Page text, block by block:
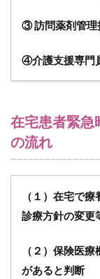
の
算
要
宅
患
者
緊
急
時
等
カ
ァ
レ
③ 訪問薬剤管理
④介護支援専門
在宅患者緊急
の流れ
（１）在宅で
診療方針の変更
（２）保険医
があると判断